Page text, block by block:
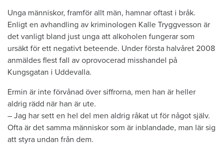
Unga människor, framför allt män, hamnar oftast i bråk.
Enligt en avhandling av kriminologen Kalle Tryggvesson är
det vanligt bland just unga att alkoholen fungerar som
ursäkt för ett negativt beteende. Under första halvåret 2008
anmäldes flest fall av oprovocerad misshandel på
Kungsgatan i Uddevalla.
Ermin är inte förvånad över siffrorna, men han är heller
aldrig rädd när han är ute.
– Jag har sett en hel del men aldrig råkat ut för något själv.
Ofta är det samma människor som är inblandade, man lär sig
att styra undan från dem.